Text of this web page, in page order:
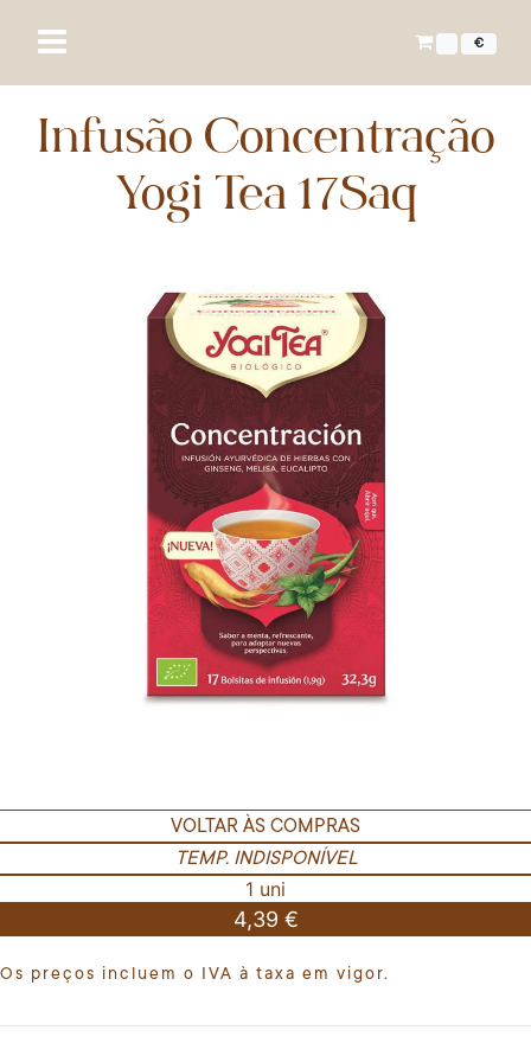
€
Infusão Concentração
Yogi Tea 17Saq
VOLTAR ÀS COMPRAS
TEMP. INDISPONÍVEL
1 uni
4,39 €
Os preços incluem o IVA à taxa em vigor.